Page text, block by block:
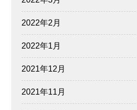
2022年2月
2022年1月
2021年12月
2021年11月